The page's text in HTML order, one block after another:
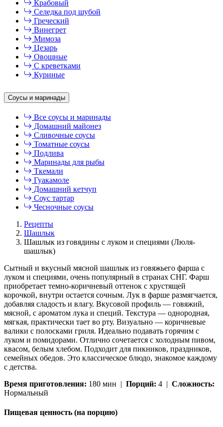
Крабовый
Селедка под шубой
Греческий
Винегрет
Мимоза
Цезарь
Овощные
С креветками
Куриные
Соусы и маринады
Все соусы и маринады
Домашний майонез
Сливочные соусы
Томатные соусы
Подлива
Маринады для рыбы
Ткемали
Гуакамоле
Домашний кетчуп
Соус тартар
Чесночные соусы
Рецепты
Шашлык
Шашлык из говядины с луком и специями (Люля-
шашлык)
Сытный и вкусный мясной шашлык из говяжьего фарша с
луком и специями, очень популярный в странах СНГ. Фарш
приобретает темно-коричневый оттенок с хрустящей
корочкой, внутри остается сочным. Лук в фарше размягчается,
добавляя сладость и влагу. Вкусовой профиль — говяжий,
мясной, с ароматом лука и специй. Текстура — однородная,
мягкая, практически тает во рту. Визуально — коричневые
валики с полосками гриля. Идеально подавать горячим с
луком и помидорами. Отлично сочетается с холодным пивом,
квасом, белым хлебом. Подходит для пикников, праздников,
семейных обедов. Это классическое блюдо, знакомое каждому
с детства.
Время приготовления: 180 мин | Порций: 4 | Сложность:
Нормальный
Пищевая ценность (на порцию)